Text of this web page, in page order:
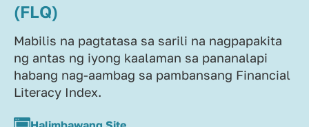
(FLQ)
Mabilis na pagtatasa sa sarili na nagpapakita
ng antas ng iyong kaalaman sa pananalapi
habang nag-aambag sa pambansang Financial
Literacy Index.